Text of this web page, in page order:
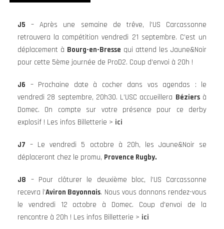
J5 – Après une semaine de trêve, l’US Carcassonne
retrouvera la compétition vendredi 21 septembre. C’est un
déplacement à Bourg-en-Bresse qui attend les Jaune&Noir
pour cette 5ème journée de ProD2. Coup d’envoi à 20h !
J6 – Prochaine date à cocher dans vos agendas : le
vendredi 28 septembre, 20h30. L’USC accueillera Béziersà
Domec. On compte sur votre présence pour ce derby
explosif ! Les infos Billetterie > ici
J7 – Le vendredi 5 octobre à 20h, les Jaune&Noir se
déplaceront chez le promu, Provence Rugby.
J8 – Pour clôturer le deuxième bloc, l’US Carcassonne
recevra l’Aviron Bayonnais. Nous vous donnons rendez-vous
le vendredi 12 octobre à Domec. Coup d’envoi de la
rencontre à 20h ! Les infos Billetterie > ici